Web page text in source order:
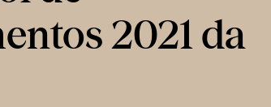
2021 da